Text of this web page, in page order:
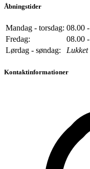
Åbningstider
Mandag - torsdag: 08.00
Fredag:
08.00
Lørdag - søndag:
Lukket
Kontaktinformationer